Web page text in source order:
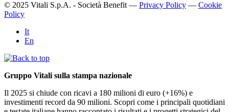
© 2025 Vitali S.p.A. - Società Benefit — Privacy Policy — Cookie
Policy
It
En
Gruppo Vitali sulla stampa nazionale
Il 2025 si chiude con ricavi a 180 milioni di euro (+16%) e
investimenti record da 90 milioni. Scopri come i principali quotidiani